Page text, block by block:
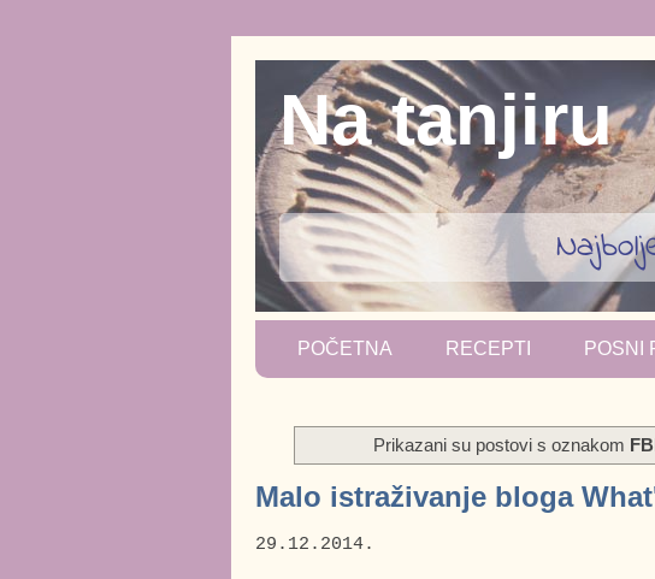
Na tanjiru
POČETNA RECEPTI POSNI
Prikazani su postovi s oznakom
Malo istraživanje bloga
29.12.2014.